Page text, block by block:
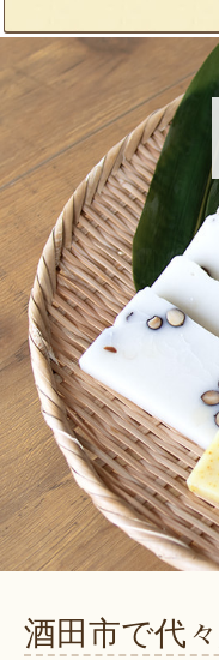
酒田市で代